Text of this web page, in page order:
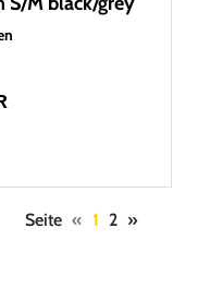
Seite « 1 2 »